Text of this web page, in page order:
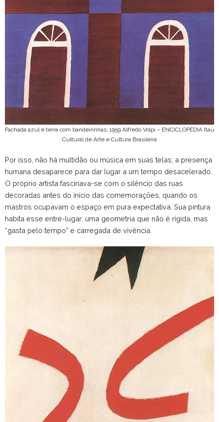
Fachada azul e terra com bandeirinhas, 1959 Alfredo Volpi – ENCICLOPÉDIA Itaú
Cultural de Arte e Cultura Brasileira
Por isso, não há multidão ou música em suas telas; a presença
humana desaparece para dar lugar a um tempo desacelerado.
O próprio artista fascinava-se com o silêncio das ruas
decoradas antes do início das comemorações, quando os
mastros ocupavam o espaço em pura expectativa. Sua pintura
habita esse entre-lugar: uma geometria que não é rígida, mas
“gasta pelo tempo” e carregada de vivência.